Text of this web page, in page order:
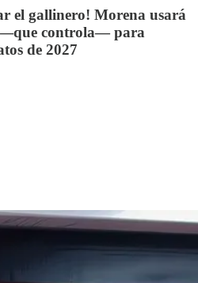
el gallinero! Morena usará
controla— para
de 2027